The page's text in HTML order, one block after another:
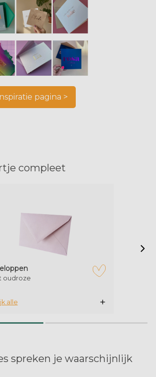
pagina >
compleet
zet op verlanglijstje
oudroze
alle
spreken je waarschijnlijk